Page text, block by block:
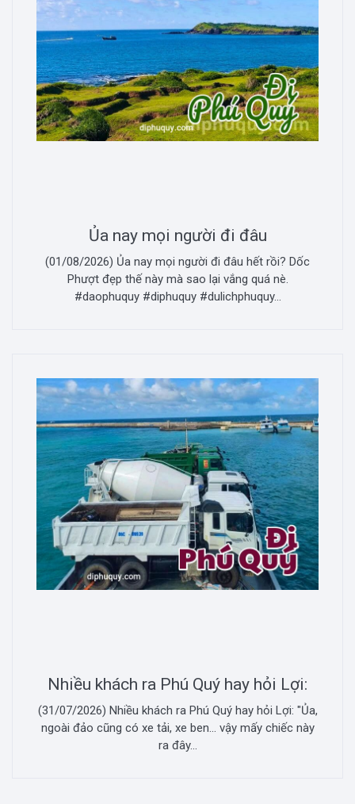
Ủa nay mọi người đi đâu
(01/08/2026) Ủa nay mọi người đi đâu hết rồi? Dốc
Phượt đẹp thế này mà sao lại vắng quá nè.
#daophuquy #diphuquy #dulichphuquy...
Nhiều khách ra Phú Quý hay hỏi Lợi:
(31/07/2026) Nhiều khách ra Phú Quý hay hỏi Lợi: "Ủa,
ngoài đảo cũng có xe tải, xe ben... vậy mấy chiếc này
ra đây...